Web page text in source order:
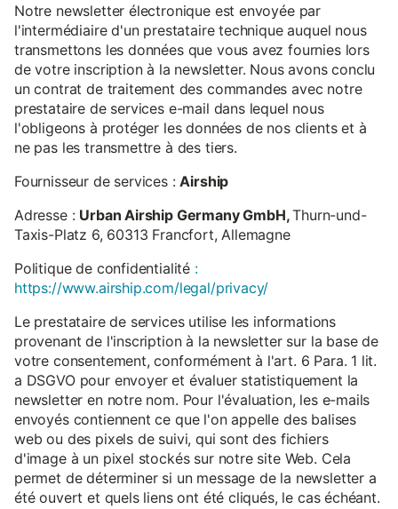
Notre newsletter électronique est envoyée par
l'intermédiaire d'un prestataire technique auquel nous
transmettons les données que vous avez fournies lors
de votre inscription à la newsletter. Nous avons conclu
un contrat de traitement des commandes avec notre
prestataire de services e-mail dans lequel nous
l'obligeons à protéger les données de nos clients et à
ne pas les transmettre à des tiers.
Fournisseur de services :Airship
Adresse : Urban Airship Germany GmbH,Thurn-und-
Taxis-Platz 6, 60313 Francfort, Allemagne
Politique de confidentialité :
https://www.airship.com/legal/privacy/
Le prestataire de services utilise les informations
provenant de l'inscription à la newsletter sur la base de
votre consentement, conformément à l'art. 6 Para. 1 lit.
a DSGVO pour envoyer et évaluer statistiquement la
newsletter en notre nom. Pour l'évaluation, les e-mails
envoyés contiennent ce que l'on appelle des balises
web ou des pixels de suivi, qui sont des fichiers
d'image à un pixel stockés sur notre site Web. Cela
permet de déterminer si un message de la newsletter a
été ouvert et quels liens ont été cliqués, le cas échéant.